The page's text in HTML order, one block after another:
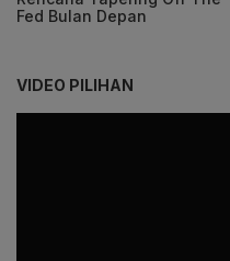
Fed Bulan Depan
VIDEO PILIHAN